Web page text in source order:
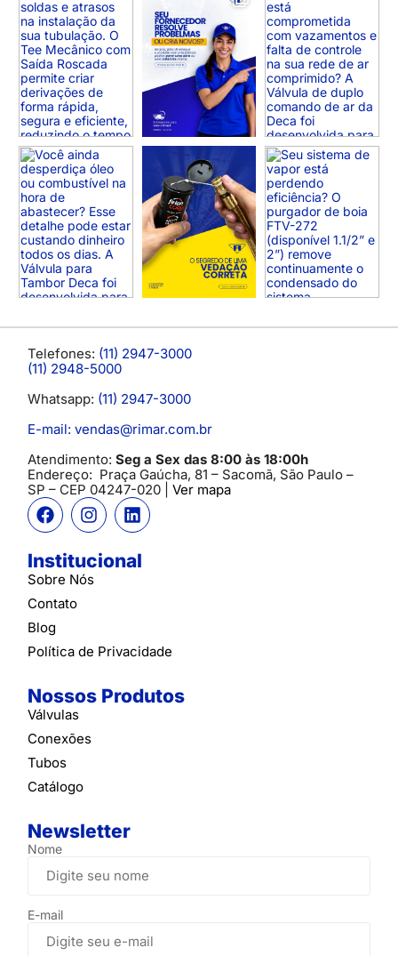
Telefones: (11) 2947-3000
(11) 2948-5000
Whatsapp: (11) 2947-3000
E-mail: vendas@rimar.com.br
Atendimento: Seg a Sex das 8:00 às 18:00h
Endereço: Praça Gaúcha, 81 – Sacomã, São Paulo –
SP – CEP 04247-020 | Ver mapa
Institucional
Sobre Nós
Contato
Blog
Política de Privacidade
Nossos Produtos
Válvulas
Conexões
Tubos
Catálogo
Newsletter
Nome
E-mail